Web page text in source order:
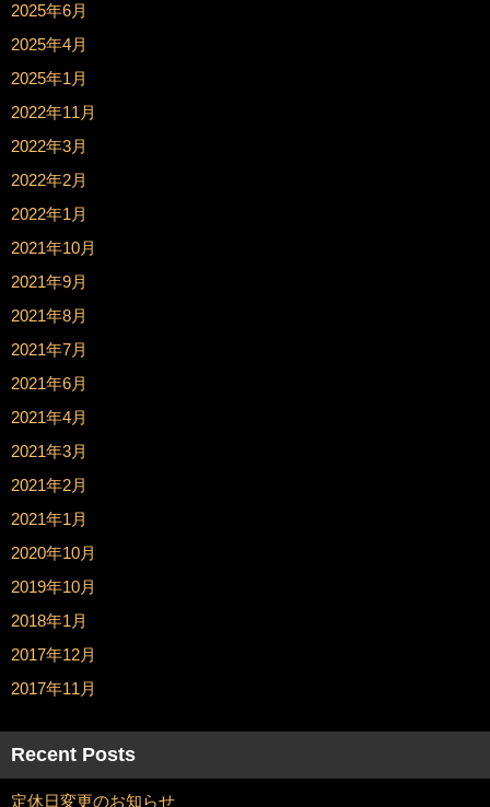
2025年6月
2025年4月
2025年1月
2022年11月
2022年3月
2022年2月
2022年1月
2021年10月
2021年9月
2021年8月
2021年7月
2021年6月
2021年4月
2021年3月
2021年2月
2021年1月
2020年10月
2019年10月
2018年1月
2017年12月
2017年11月
Recent Posts
定休日変更のお知らせ